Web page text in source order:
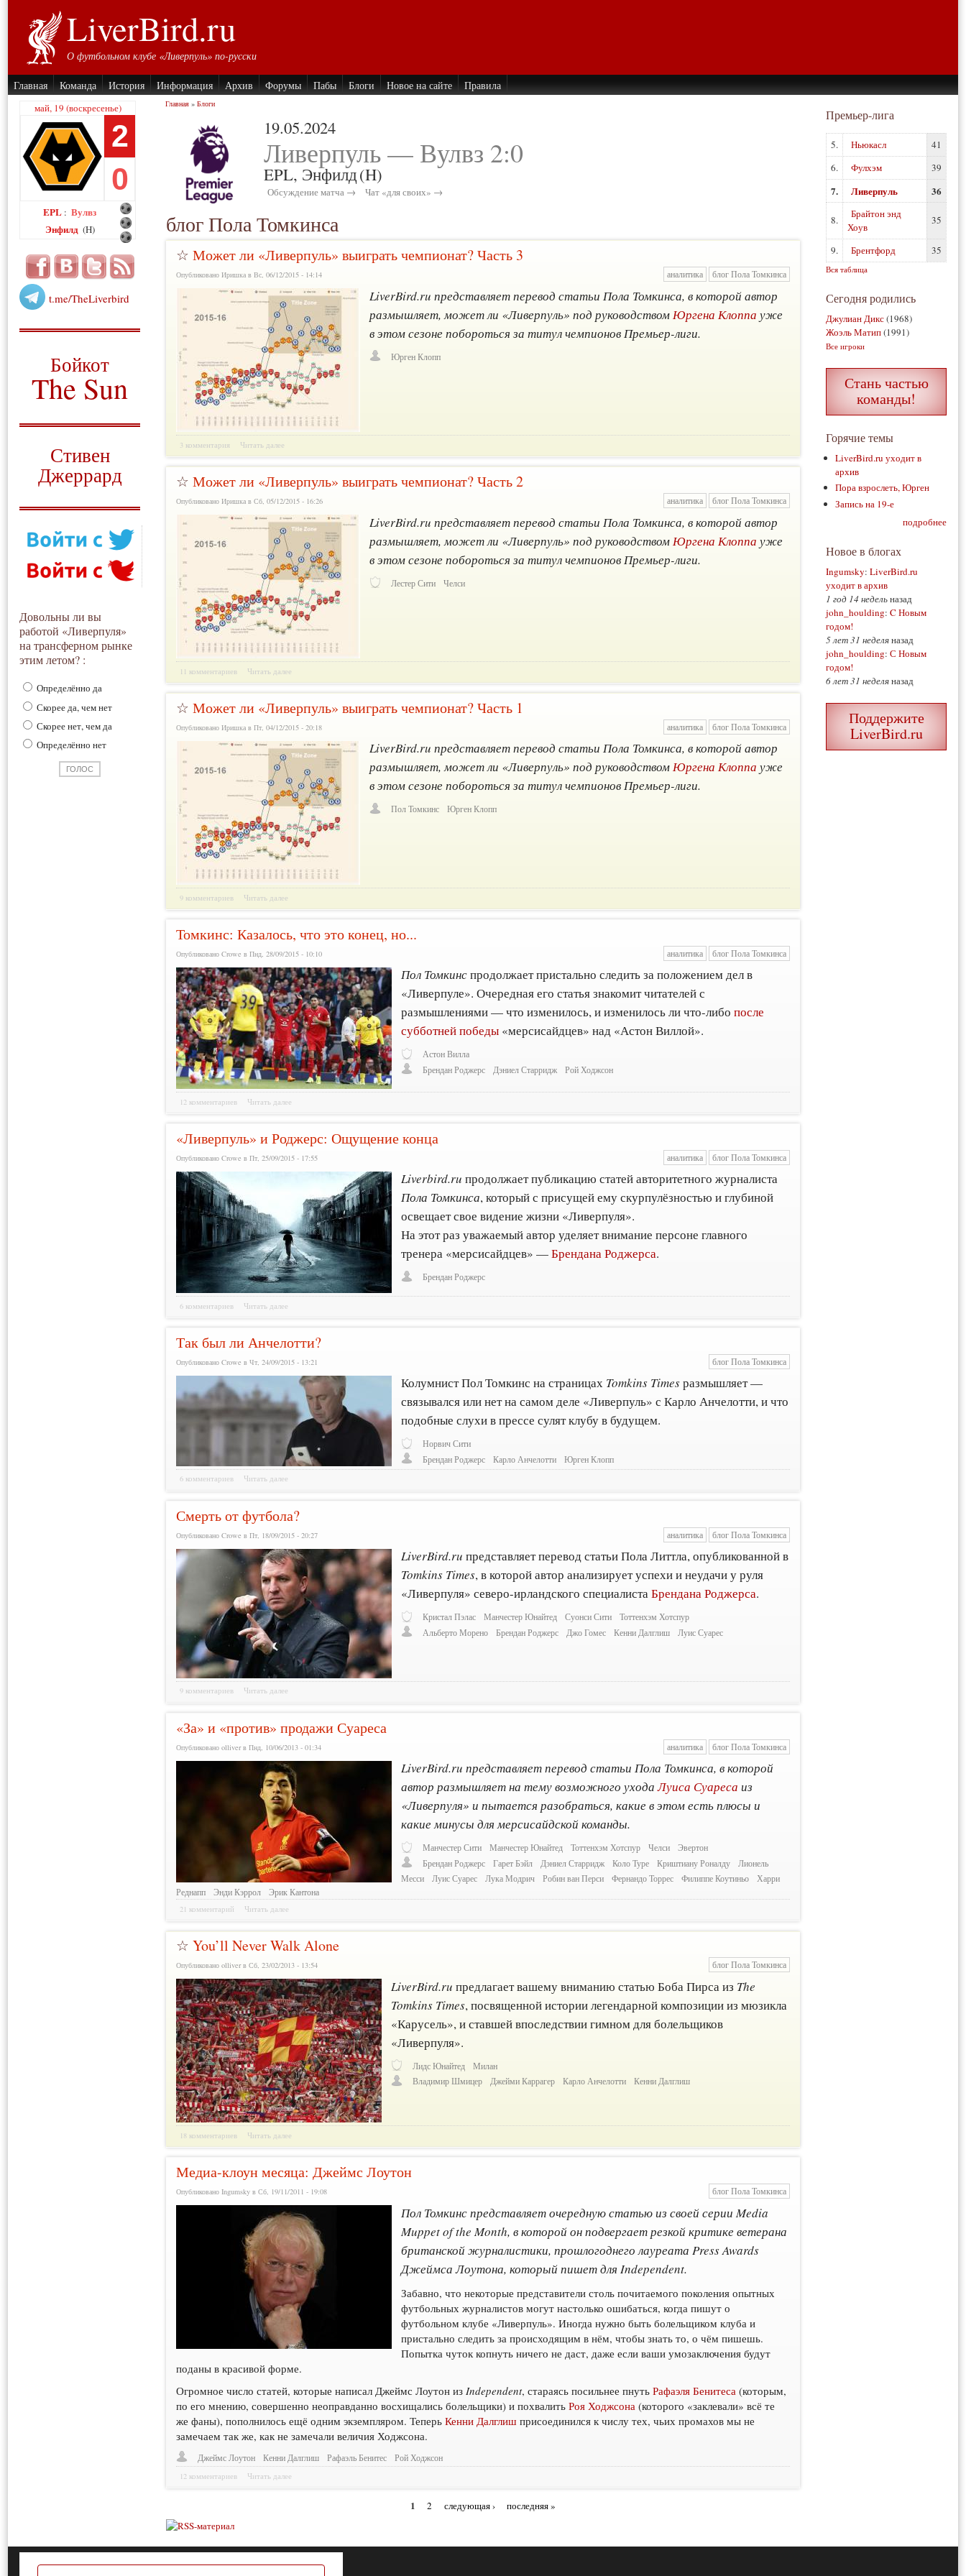
LiverBird.ru
О футбольном клубе «Ливерпуль» по-русски
Главная Команда История Информация Архив Форумы Пабы Блоги Новое на сайте Правила
май, 19 (воскресенье)
2
0
EPL : Вулвз
Энфилд (H)
t.me/TheLiverbird
Бойкот
The Sun
Стивен
Джеррард
Довольны ли вы
работой «Ливерпуля»
на трансферном рынке
этим летом? :
Определённо да
Скорее да, чем нет
Скорее нет, чем да
Определённо нет
Главная » Блоги
19.05.2024
Ливерпуль — Вулвз 2:0
EPL, Энфилд(H)
Обсуждение матча → Чат «для своих» →
блог Пола Томкинса
☆ Может ли «Ливерпуль» выиграть чемпионат? Часть 3
Опубликовано Иришка в Вс, 06/12/2015 - 14:14 аналитика блог Пола Томкинса
LiverBird.ru представляет перевод статьи Пола Томкинса, в которой автор
размышляет, может ли «Ливерпуль» под руководством Юргена Клоппа уже
в этом сезоне побороться за титул чемпионов Премьер-лиги.
Юрген Клопп
3 комментария Читать далее
☆ Может ли «Ливерпуль» выиграть чемпионат? Часть 2
Опубликовано Иришка в Сб, 05/12/2015 - 16:26 аналитика блог Пола Томкинса
LiverBird.ru представляет перевод статьи Пола Томкинса, в которой автор
размышляет, может ли «Ливерпуль» под руководством Юргена Клоппа уже
в этом сезоне побороться за титул чемпионов Премьер-лиги.
Лестер Сити Челси
11 комментариев Читать далее
☆ Может ли «Ливерпуль» выиграть чемпионат? Часть 1
Опубликовано Иришка в Пт, 04/12/2015 - 20:18 аналитика блог Пола Томкинса
LiverBird.ru представляет перевод статьи Пола Томкинса, в которой автор
размышляет, может ли «Ливерпуль» под руководствомЮргена Клоппа уже
в этом сезоне побороться за титул чемпионов Премьер-лиги.
Пол Томкинс Юрген Клопп
9 комментариев Читать далее
Томкинс: Казалось, что это конец, но...
Опубликовано Crowe в Пнд, 28/09/2015 - 10:10 аналитика блог Пола Томкинса
Пол Томкинспродолжает пристально следить за положением дел в
«Ливерпуле». Очередная его статья знакомит читателей с
размышлениями — что изменилось, и изменилось ли что-либопосле
субботней победы «мерсисайдцев» над «Астон Виллой».
Астон Вилла
Брендан Роджерс
Дэниел Старридж Рой Ходжсон
12 комментариев Читать далее
«Ливерпуль» и Роджерс: Ощущение конца
Опубликовано Crowe в Пт, 25/09/2015 - 17:55 аналитика блог Пола Томкинса
Liverbird.ru продолжает публикацию статей авторитетного журналиста
Пола Томкинса, который с присущей ему скурпулёзностью и глубиной
освещает свое видение жизни «Ливерпуля».
На этот раз уважаемый автор уделяет внимание персоне главного
тренера «мерсисайдцев» —Брендана Роджерса.
Брендан Роджерс
6 комментариев Читать далее
Так был ли Анчелотти?
Опубликовано Crowe в Чт, 24/09/2015 - 13:21 блог Пола Томкинса
Колумнист Пол Томкинс на страницах Tomkins Timesразмышляет —
связывался или нет на самом деле «Ливерпуль» с Карло Анчелотти, и что
подобные слухи в прессе сулят клубу в будущем.
Норвич Сити
Брендан Роджерс
Карло Анчелотти Юрген Клопп
6 комментариев Читать далее
Смерть от футбола?
Опубликовано Crowe в Пт, 18/09/2015 - 20:27 аналитика блог Пола Томкинса
LiverBird.ru представляет перевод статьи Пола Литтла, опубликованной в
Tomkins Times, в которой автор анализирует успехи и неудачи у руля
«Ливерпуля» северо-ирландского специалистаБрендана Роджерса.
Кристал Пэлас Манчестер Юнайтед Суонси Сити
Тоттенхэм Хотспур
Альберто Морено
Брендан Роджерс Джо Гомес Кенни Далглиш Луис Суарес
9 комментариев Читать далее
«За» и «против» продажи Суареса
Опубликовано olliver в Пнд, 10/06/2013 - 01:34 аналитика блог Пола Томкинса
LiverBird.ru представляет перевод статьи Пола Томкинса, в которой
автор размышляет на тему возможного уходаЛуиса Суареса из
«Ливерпуля» и пытается разобраться, какие в этом есть плюсы и
какие минусы для мерсисайдской команды.
Манчестер Сити Манчестер Юнайтед Тоттенхэм Хотспур Челси
Эвертон
Брендан Роджерс
Гарет Бэйл Дэниел Старридж Коло Туре Криштиану Роналду
Лионель
Месси
Луис Суарес Лука Модрич Робин ван Перси Фернандо Торрес Филиппе Коутиньо
Харри
Реднапп
Энди Кэррол Эрик Кантона
21 комментарий Читать далее
☆ You’ll Never Walk Alone
Опубликовано olliver в Сб, 23/02/2013 - 13:54 блог Пола Томкинса
LiverBird.ru предлагает вашему вниманию статью Боба Пирса из The
Tomkins Times, посвященной истории легендарной композиции из мюзикла
«Карусель», и ставшей впоследствии гимном для болельщиков
«Ливерпуля».
Лидс Юнайтед
Милан
Владимир Шмицер
Джейми Каррагер Карло Анчелотти Кенни Далглиш
18 комментариев Читать далее
Медиа-клоун месяца: Джеймс Лоутон
Опубликовано Ingumsky в Сб, 19/11/2011 - 19:08 блог Пола Томкинса
Пол Томкинс представляет очередную статью из своей серии Media
Muppet of the Month, в которой он подвергает резкой критике ветерана
британской журналистики, прошлогоднего лауреата Press Awards
Джеймса Лоутона, который пишет для Independent.
Забавно, что некоторые представители столь почитаемого поколения опытных
футбольных журналистов могут настолько ошибаться, когда пишут о
футбольном клубе «Ливерпуль». Иногда нужно быть болельщиком клуба и
пристально следить за происходящим в нём, чтобы знать то, о чём пишешь.
Попытка чуток копнуть ничего не даст, даже если ваши умозаключения будут
поданы в красивой форме.
Огромное число статей, которые написал Джеймс Лоутон из Independent, стараясь посильнее пнутьРафаэля Бенитеса (которым,
по его мнению, совершенно неоправданно восхищались болельщики) и похвалитьРоя Ходжсона (которого «заклевали» всё те
же фаны), пополнилось ещё одним экземпляром. ТеперьКенни Далглиш присоединился к числу тех, чьих промахов мы не
замечаем так же, как не замечали величия Ходжсона.
Джеймс Лоутон Кенни Далглиш Рафаэль Бенитес Рой Ходжсон
12 комментариев Читать далее
1 2 следующая › последняя »
Премьер-лига
5. Ньюкасл
41
6.
Фулхэм 39
7. Ливерпуль 36
8.
Брайтон энд
Хоув
35
9. Брентфорд 35
Вся таблица
Сегодня родились
Джулиан Дикс(1968)
Жоэль Матип(1991)
Все игроки
Стань частью
команды!
Горячие темы
LiverBird.ru уходит в
архив
Пора взрослеть, Юрген
Запись на 19-е
подробнее
Новое в блогах
Ingumsky: LiverBird.ru
уходит в архив
1 год 14 недельназад
john_houlding: C Новым
годом!
5 лет 31 неделяназад
john_houlding: С Новым
годом!
6 лет 31 неделяназад
Поддержите
LiverBird.ru